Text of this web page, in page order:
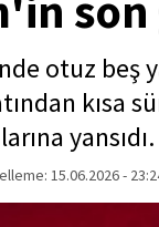
otuz beş
kısa
yansıdı.
15.06.2026 -